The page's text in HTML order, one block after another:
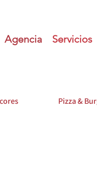
Agencia Servicios
Pizza &